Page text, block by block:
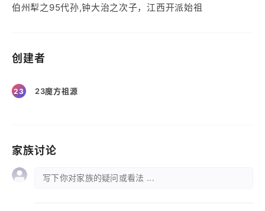
伯州犁之95代孙,钟大治之次子，江西开派始祖
创建者
23 23魔方祖源
家族讨论
写下你对家族的疑问或看法 ...